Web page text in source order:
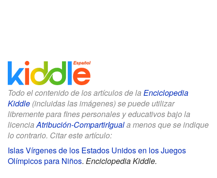
Todo el contenido de los artículos de la Enciclopedia
Kiddle (incluidas las imágenes) se puede utilizar
libremente para fines personales y educativos bajo la
licenciaAtribución-CompartirIguala menos que se indique
lo contrario. Citar este artículo:
Islas Vírgenes de los Estados Unidos en los Juegos
Olímpicos para Niños. Enciclopedia Kiddle.